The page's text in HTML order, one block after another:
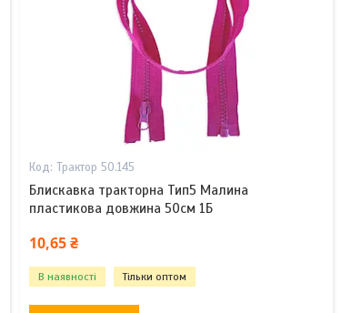
Трактор 50.145
Блискавка тракторна Тип5 Малина
пластикова довжина 50см 1Б
10,65 ₴
В наявності Тільки оптом